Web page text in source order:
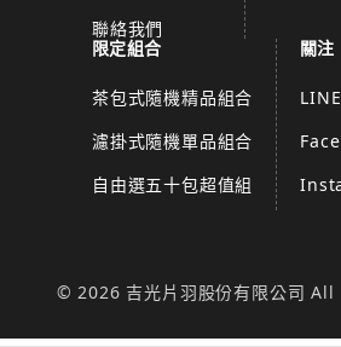
聯絡我們
限定組合
茶包式隨機精品組合
濾掛式隨機單品組合
自由選五十包超值組
關注
LINE
© 2026 吉光片羽股份有限公司